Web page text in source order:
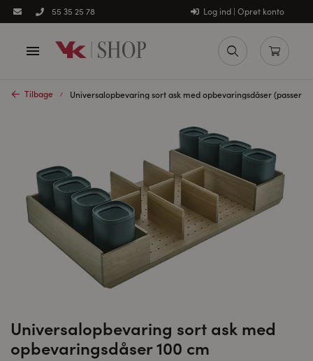
55 35 25 78 Log ind | Opret konto
Tilbage Universalopbevaring sort ask med opbevaringsdåser (passer
Universalopbevaring sort ask med
opbevaringsdåser 100 cm